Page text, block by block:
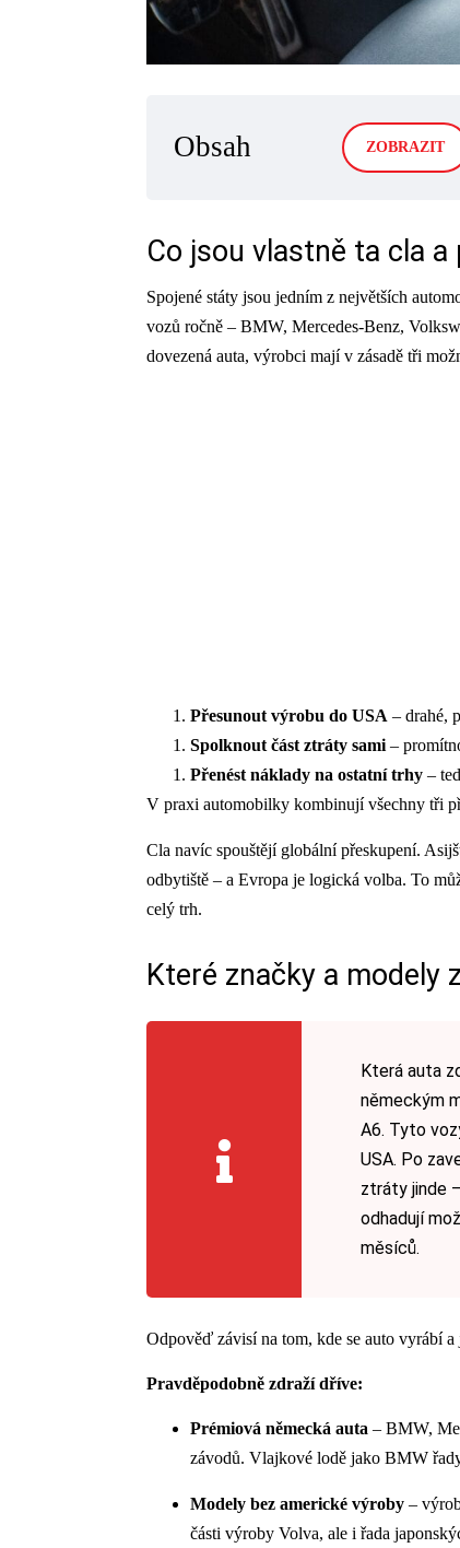
Obsah ZOBRAZIT
Co jsou vlastně ta cla
Spojené státy jsou jedním z největších
vozů ročně – BMW, Mercedes-Benz,
dovezená auta, výrobci mají v zásadě tři
Přesunout výrobu do USA – drahé,
Spolknout část ztráty sami –
Přenést náklady na ostatní trhy –
V praxi automobilky kombinují všechny tři
Cla navíc spouštějí globální přeskupení.
odbytiště – a Evropa je logická volba. To
celý trh.
Které značky a modely
Která auta
německým
A6. Tyto
USA. Po
ztráty jinde
odhadují
měsíců.
Odpověď závisí na tom, kde se auto vyrábí
Pravděpodobně zdraží dříve:
Prémiová německá auta – BMW,
závodů. Vlajkové lodě jako BMW
Modely bez americké výroby –
části výroby Volva, ale i řada